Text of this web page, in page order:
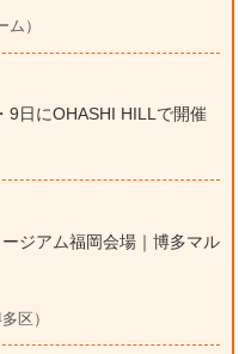
）
9日にOHASHI HILLで開催
ジアム福岡会場｜博多マル
区）